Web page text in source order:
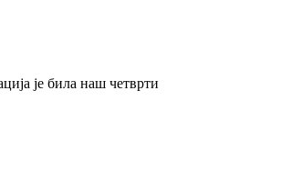
је била наш четврти